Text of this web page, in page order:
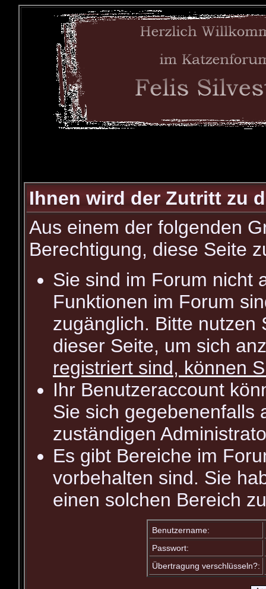
Ihnen wird der Zutritt zu
Aus einem der folgenden
Berechtigung, diese Seite
Sie sind im Forum nicht
Funktionen im Forum
zugänglich. Bitte nutzen
dieser Seite, um sich
registriert sind, können
Ihr Benutzeraccount
Sie sich gegebenenfalls
zuständigen
Es gibt Bereiche im
vorbehalten sind. Sie
einen solchen Bereich
Benutzername:
Passwort:
Übertragung verschlüsseln?: